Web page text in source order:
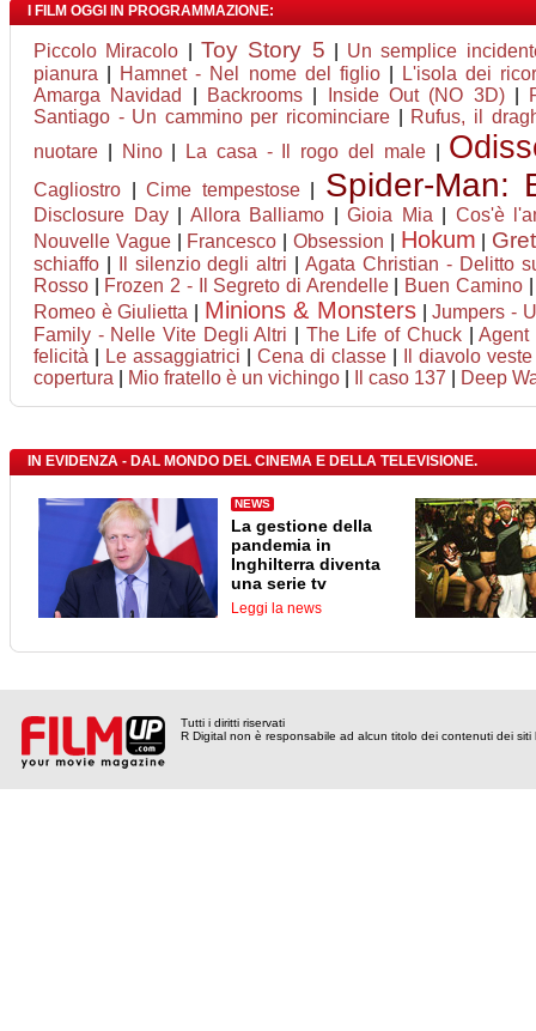
I FILM OGGI IN PROGRAMMAZIONE:
Piccolo Miracolo Toy Story 5
Un semplice
pianura
Hamnet - Nel nome del figlio|
L'isola dei
Amarga Navidad
Backrooms Inside Out (NO 3D)|
Santiago - Un cammino per ricominciare
Rufus, il
nuotare
Nino| La casa - Il rogo del male|
Cagliostro |Cime tempestose| Spider-Man:
Disclosure Day| Allora Balliamo |Gioia Mia
Cos'è
Nouvelle Vague| Francesco |Obsession Hokum
schiaffo Il silenzio degli altri |Agata Christian - Delitto
Rosso
Frozen 2 - Il Segreto di Arendelle| Buen Camino
Romeo è Giulietta
Minions & Monsters |Jumpers -
Family - Nelle Vite Degli Altri
The Life of Chuck|Agent
felicità
Le assaggiatrici Cena di classe
Il diavolo
copertura
Mio fratello è un vichingo Il caso 137 Deep
IN EVIDENZA - DAL MONDO DEL CINEMA E DELLA TELEVISIONE.
NEWS
La gestione della
pandemia in
Inghilterra diventa
una serie tv
Leggi la news
Tutti i diritti riservati
R Digital non è responsabile ad alcun titolo dei contenuti dei siti